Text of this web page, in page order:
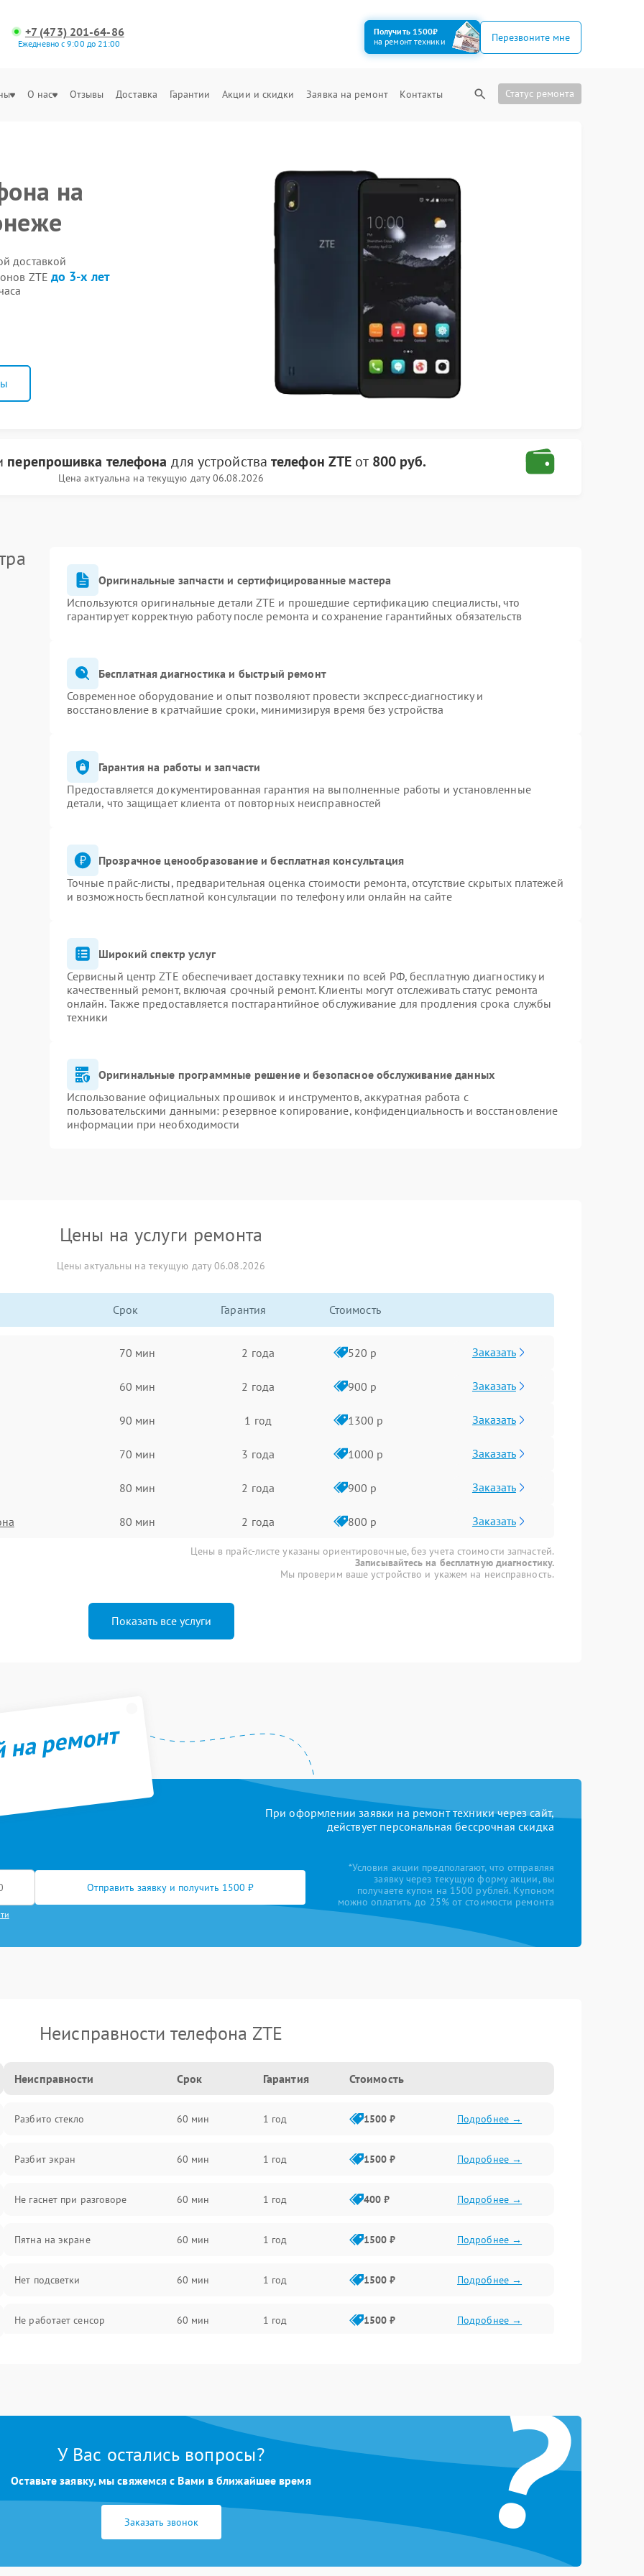
+7 (473) 201-64-86
Ежедневно с 9:00 до 21:00
Получить 1500₽
на ремонт техники
Перезвоните мне
О нас Отзывы Доставка Гарантии Акции и скидки Заявка на ремонт Контакты Статус ремонта
на
доставкой
ZTE до 3-х лет
перепрошивка телефона для устройствателефон ZTE от 800 руб.
Цена актуальна на текущую дату 06.08.2026
Оригинальные запчасти и сертифицированные мастера
Используются оригинальные детали ZTE и прошедшие сертификацию специалисты, что
гарантирует корректную работу после ремонта и сохранение гарантийных обязательств
Бесплатная диагностика и быстрый ремонт
Современное оборудование и опыт позволяют провести экспресс-диагностику и
восстановление в кратчайшие сроки, минимизируя время без устройства
Гарантия на работы и запчасти
Предоставляется документированная гарантия на выполненные работы и установленные
детали, что защищает клиента от повторных неисправностей
Прозрачное ценообразование и бесплатная консультация
Точные прайс-листы, предварительная оценка стоимости ремонта, отсутствие скрытых платежей
и возможность бесплатной консультации по телефону или онлайн на сайте
Широкий спектр услуг
Сервисный центр ZTE обеспечивает доставку техники по всей РФ, бесплатную диагностику и
качественный ремонт, включая срочный ремонт. Клиенты могут отслеживать статус ремонта
онлайн. Также предоставляется постгарантийное обслуживание для продления срока службы
техники
Оригинальные программные решение и безопасное обслуживание данных
Использование официальных прошивок и инструментов, аккуратная работа с
пользовательскими данными: резервное копирование, конфиденциальность и восстановление
информации при необходимости
Цены на услуги ремонта
Цены актуальны на текущую дату 06.08.2026
Срок Гарантия Стоимость
70 мин 2 года 520 р Заказать
60 мин 2 года 900 р Заказать
90 мин 1 год 1300 р Заказать
70 мин 3 года 1000 р Заказать
80 мин 2 года 900 р Заказать
80 мин 2 года 800 р Заказать
Цены в прайс-листе указаны ориентировочные, без учета стоимости запчастей.
Записывайтесь на бесплатную диагностику.
Мы проверим ваше устройство и укажем на неисправность.
Показать все услуги
ремонт
При оформлении заявки на ремонт техники через сайт,
действует персональная бессрочная скидка
Отправить заявку и получить 1500 ₽
*Условия акции предполагают, что отправляя
заявку через текущую форму акции, вы
получаете купон на 1500 рублей. Купоном
можно оплатить до 25% от стоимости ремонта
Неисправности телефона ZTE
Неисправности Срок Гарантия Стоимость
Разбито стекло 60 мин 1 год 1500 ₽ Подробнее →
Разбит экран 60 мин 1 год 1500 ₽ Подробнее →
Не гаснет при разговоре 60 мин 1 год 400 ₽ Подробнее →
Пятна на экране 60 мин 1 год 1500 ₽ Подробнее →
Нет подсветки 60 мин 1 год 1500 ₽ Подробнее →
Не работает сенсор 60 мин 1 год 1500 ₽ Подробнее →
1 год ?
У Вас остались вопросы?
Оставьте заявку, мы свяжемся с Вами в ближайшее время
Заказать звонок